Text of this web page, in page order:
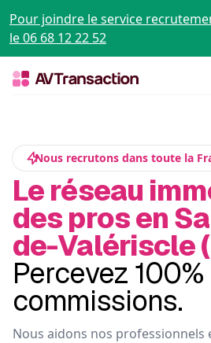
Pour joindre le service
le 06 68 12 22 52
Nous recrutons dans toute la
Le réseau
des pros en
de-Valériscle
Percevez
commissions.
Nous aidons nos professionnels